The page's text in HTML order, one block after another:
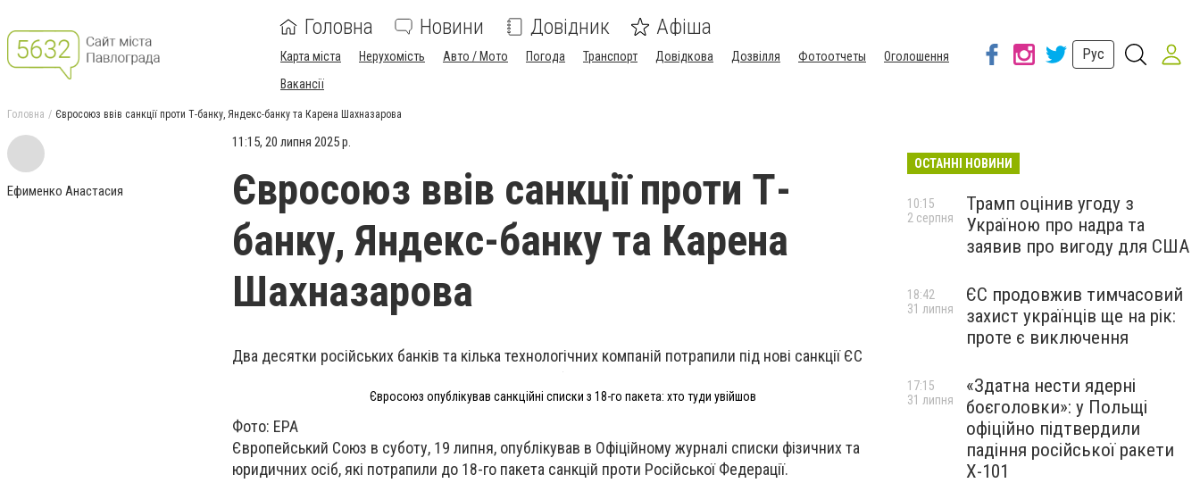
Головна Новини Довідник Афіша
Карта міста Нерухомість Авто / Мото Погода Транспорт Довідкова Дозвілля Фотоотчеты
Оголошення
Вакансії
Рус
Головна Євросоюз ввів санкції проти Т-банку, Яндекс-банку та Карена Шахназарова
Ефименко Анастасия
11:15, 20 липня 2025 р.
Євросоюз ввів санкції проти Т-
банку, Яндекс-банку та Карена
Шахназарова
Два десятки російських банків та кілька технологічних компаній потрапили під нові санкції ЄС
Євросоюз опублікував санкційні списки з 18-го пакета: хто туди увійшов
Фото: EPA
Європейський Союз в суботу, 19 липня, опублікував в Офіційному журналі списки фізичних та
юридичних осіб, які потрапили до 18-го пакета санкцій проти Російської Федерації.
ОСТАННІ НОВИНИ
Трамп оцінив угоду з
Україною про надра та
заявив про вигоду для США
10:15
2 серпня
ЄС продовжив тимчасовий
захист українців ще на рік:
проте є виключення
18:42
31 липня
«Здатна нести ядерні
боєголовки»: у Польщі
офіційно підтвердили
падіння російської ракети
Х-101
17:15
31 липня